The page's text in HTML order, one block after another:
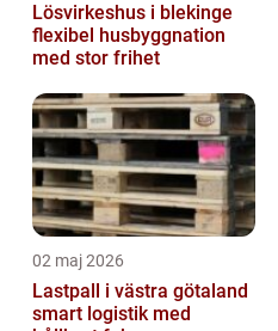
Lösvirkeshus i blekinge
flexibel husbyggnation
med stor frihet
02 maj 2026
Lastpall i västra götaland
smart logistik med